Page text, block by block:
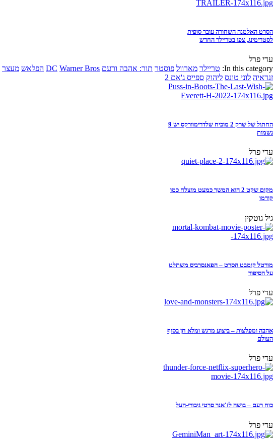
הסרט האלמנה השחורה עובר סופית
לסטרימינג, צפו בטריילר החדש
עדי פרל
In this category: טריילר מארוול פוסטר תור: אהבה ורעם DC Warner Bros הפלאש מעצר
זנדאיה לוני טונס ליהוק ספייס ג'אם 2
החתול של שרק 2 מוכיח שלדרימוורקס יש 9
נשמות
עדי פרל
מקום שקט 2 הוא המשך כמעט מוצלח כמו
קודמו
גיל גוטקין
מורטל קומבט הסרט – הפאנסרביס משתלט
על הסיפור
עדי פרל
אהבה ומפלצות – ביצוע מרגש ומלא חן בסוף
העולם
עדי פרל
כוח רעם – בושה לז'אנר סרטי גיבורי-העל
עדי פרל